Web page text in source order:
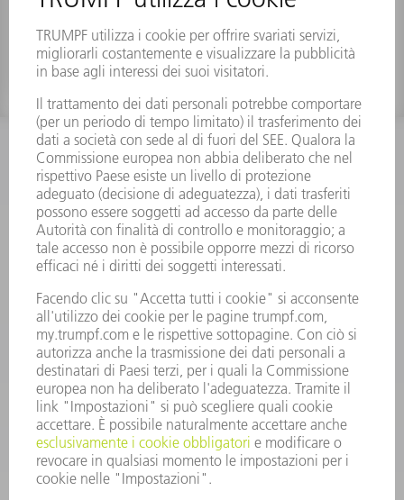
Punzone OW200/S
INFORMAZIONE
Domande frequenti
Condizioni generali di contratto
CONTATTO
RICAMBI TRUMPF ITALIA
lunedì a venerdì: 08:30 – 18:00
ricambi@trumpf.com
CONTATTO
UTENSILI TRUMPF ITALIA
+39 02 48489482
lunedì a venerdì: 08:00 – 18:00
utensili@trumpf.com